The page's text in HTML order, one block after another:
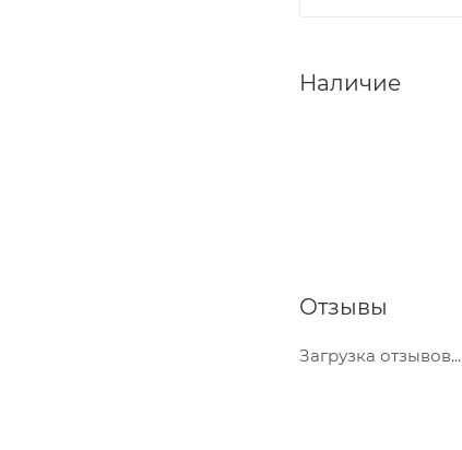
Наличие
Отзывы
Загрузка отзывов...